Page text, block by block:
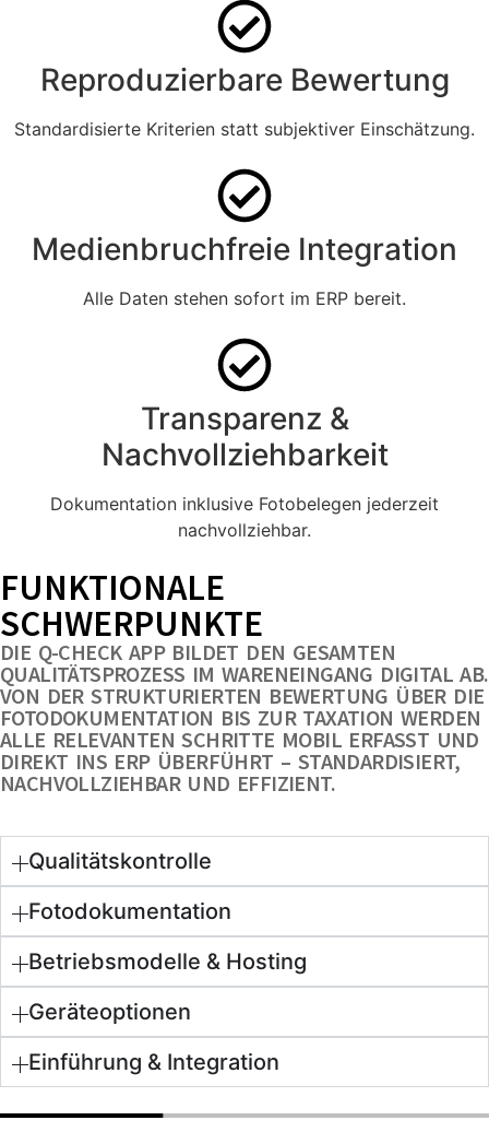
Reproduzierbare Bewertung
Standardisierte Kriterien statt subjektiver Einschätzung.
Medienbruchfreie Integration
Alle Daten stehen sofort im ERP bereit.
Transparenz &
Nachvollziehbarkeit
Dokumentation inklusive Fotobelegen jederzeit
nachvollziehbar.
FUNKTIONALE
SCHWERPUNKTE
DIE Q-CHECK APP BILDET DEN GESAMTEN
QUALITÄTSPROZESS IM WARENEINGANG DIGITAL AB.
VON DER STRUKTURIERTEN BEWERTUNG ÜBER DIE
FOTODOKUMENTATION BIS ZUR TAXATION WERDEN
ALLE RELEVANTEN SCHRITTE MOBIL ERFASST UND
DIREKT INS ERP ÜBERFÜHRT – STANDARDISIERT,
NACHVOLLZIEHBAR UND EFFIZIENT.
Qualitätskontrolle
Fotodokumentation
Betriebsmodelle & Hosting
Geräteoptionen
Einführung & Integration